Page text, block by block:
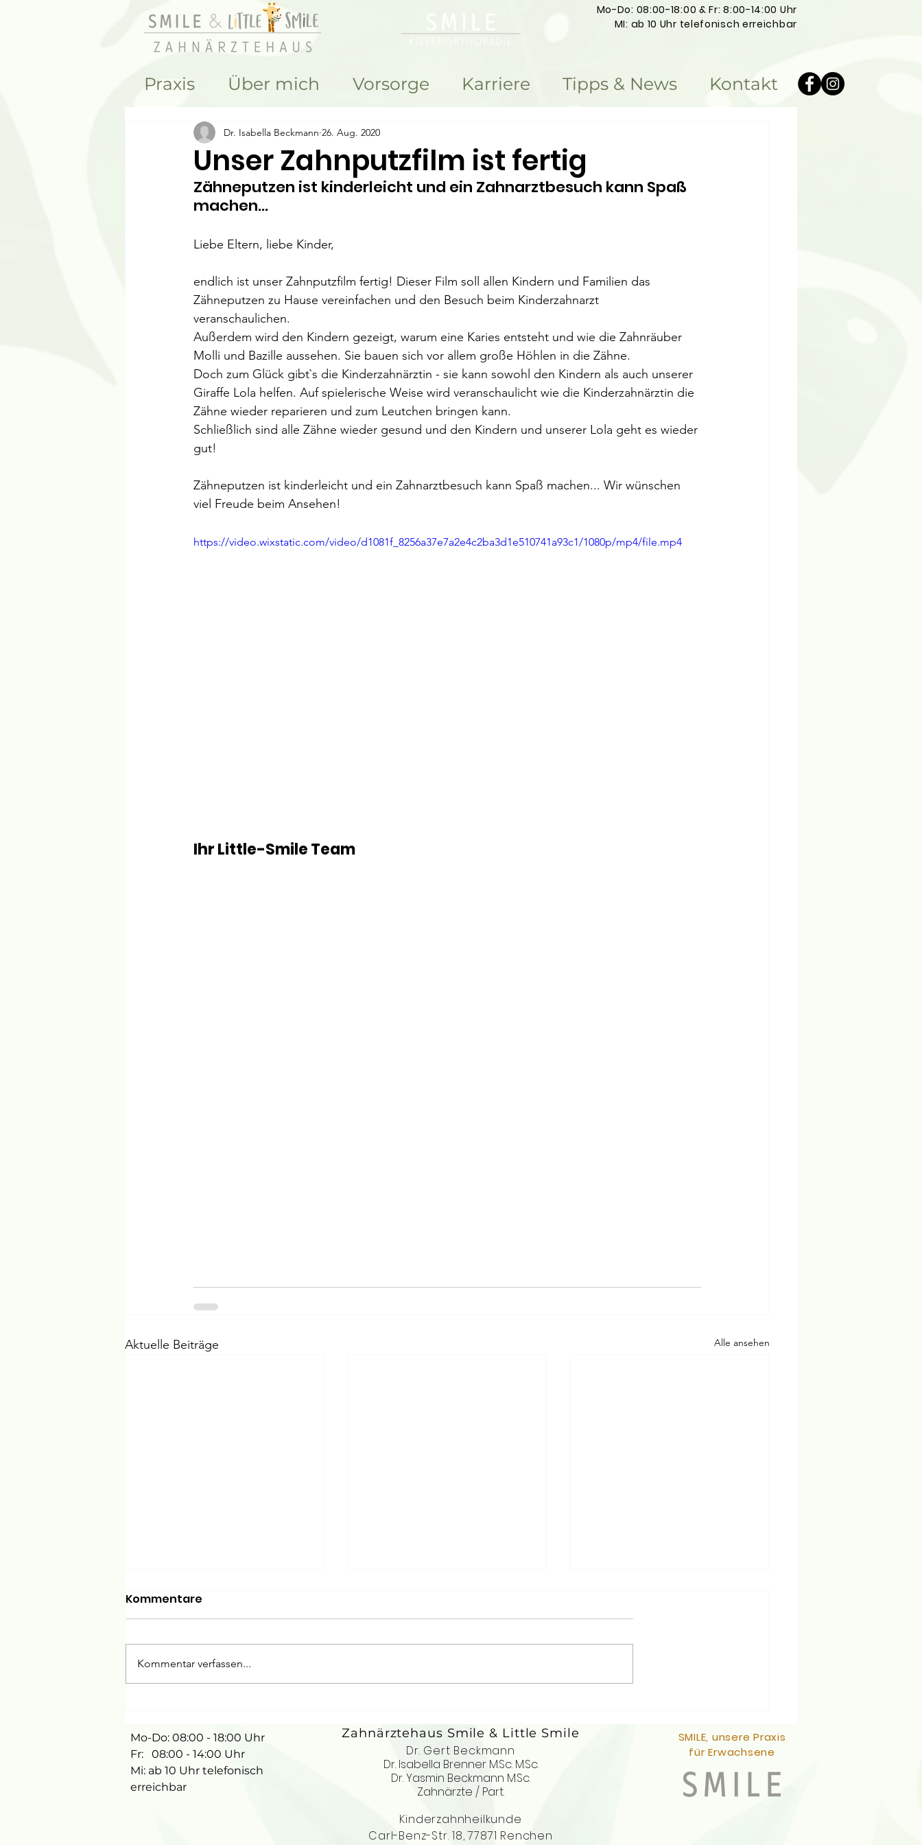
Mo-Do: 08:00-18:00 & Fr: 8:00-14:00 Uhr
MI: ab 10 Uhr telefonisch erreichbar
Praxis Über mich Vorsorge Karriere Tipps & News Kontakt
Unser Zahnputzfilm ist fertig
Dr. Isabella Beckmann 26. Aug. 2020
Zähneputzen ist kinderleicht und ein Zahnarztbesuch kann Spaß
machen...
Liebe Eltern, liebe Kinder,
endlich ist unser Zahnputzfilm fertig! Dieser Film soll allen Kindern und Familien das
Zähneputzen zu Hause vereinfachen und den Besuch beim Kinderzahnarzt
veranschaulichen.
Außerdem wird den Kindern gezeigt, warum eine Karies entsteht und wie die Zahnräuber
Molli und Bazille aussehen. Sie bauen sich vor allem große Höhlen in die Zähne.
Doch zum Glück gibt`s die Kinderzahnärztin - sie kann sowohl den Kindern als auch unserer
Giraffe Lola helfen. Auf spielerische Weise wird veranschaulicht wie die Kinderzahnärztin die
Zähne wieder reparieren und zum Leutchen bringen kann.
Schließlich sind alle Zähne wieder gesund und den Kindern und unserer Lola geht es wieder
gut!
Zähneputzen ist kinderleicht und ein Zahnarztbesuch kann Spaß machen... Wir wünschen
viel Freude beim Ansehen!
https://video.wixstatic.com/video/d1081f_8256a37e7a2e4c2ba3d1e510741a93c1/1080p/mp4/file.mp4
Ihr Little-Smile Team
Aktuelle Beiträge Alle ansehen
Kommentare
Kommentar verfassen...
Zahnärztehaus Smile & Little Smile
Dr. Gert Beckmann
Dr. Isabella Brenner M.Sc. M.Sc.
Dr. Yasmin Beckmann M.Sc.
Zahnärzte / Part.
Kinderzahnheilkunde
Carl-Benz-Str. 18, 77871 Renchen
Mo-Do: 08:00 - 18:00 Uhr
Fr: 08:00 - 14:00 Uhr
Mi: ab 10 Uhr telefonisch
erreichbar
SMILE, unsere Praxis
für Erwachsene